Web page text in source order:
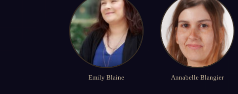
Emily Blaine Annabelle Blangier